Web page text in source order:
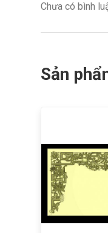
Chưa có bình
Sản